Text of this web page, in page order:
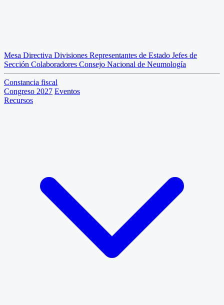
Mesa Directiva Divisiones Representantes de Estado Jefes de
Sección Colaboradores Consejo Nacional de Neumología
Constancia fiscal
Congreso 2027 Eventos
Recursos